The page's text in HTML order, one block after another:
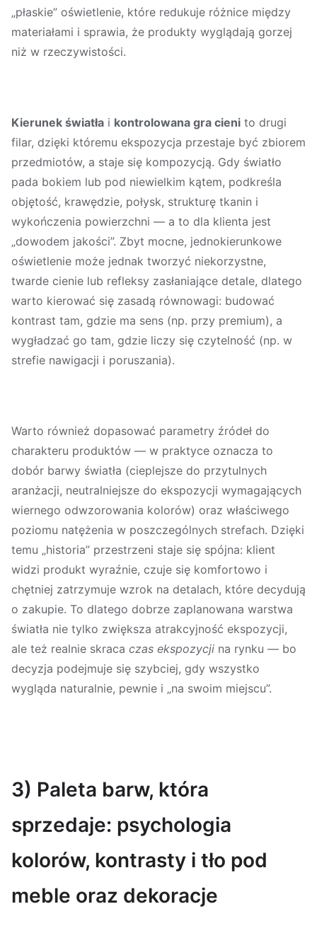
„płaskie” oświetlenie, które redukuje różnice między
materiałami i sprawia, że produkty wyglądają gorzej
niż w rzeczywistości.
Kierunek światła i kontrolowana gra cieni to drugi
filar, dzięki któremu ekspozycja przestaje być zbiorem
przedmiotów, a staje się kompozycją. Gdy światło
pada bokiem lub pod niewielkim kątem, podkreśla
objętość, krawędzie, połysk, strukturę tkanin i
wykończenia powierzchni — a to dla klienta jest
„dowodem jakości”. Zbyt mocne, jednokierunkowe
oświetlenie może jednak tworzyć niekorzystne,
twarde cienie lub refleksy zasłaniające detale, dlatego
warto kierować się zasadą równowagi: budować
kontrast tam, gdzie ma sens (np. przy premium), a
wygładzać go tam, gdzie liczy się czytelność (np. w
strefie nawigacji i poruszania).
Warto również dopasować parametry źródeł do
charakteru produktów — w praktyce oznacza to
dobór barwy światła (cieplejsze do przytulnych
aranżacji, neutralniejsze do ekspozycji wymagających
wiernego odwzorowania kolorów) oraz właściwego
poziomu natężenia w poszczególnych strefach. Dzięki
temu „historia” przestrzeni staje się spójna: klient
widzi produkt wyraźnie, czuje się komfortowo i
chętniej zatrzymuje wzrok na detalach, które decydują
o zakupie. To dlatego dobrze zaplanowana warstwa
światła nie tylko zwiększa atrakcyjność ekspozycji,
ale też realnie skraca czas ekspozycji na rynku — bo
decyzja podejmuje się szybciej, gdy wszystko
wygląda naturalnie, pewnie i „na swoim miejscu”.
3) Paleta barw, która
sprzedaje: psychologia
kolorów, kontrasty i tło pod
meble oraz dekoracje